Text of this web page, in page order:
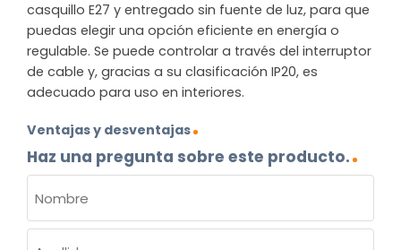
casquillo E27 y entregado sin fuente de luz, para que
puedas elegir una opción eficiente en energía o
regulable. Se puede controlar a través del interruptor
de cable y, gracias a su clasificación IP20, es
adecuado para uso en interiores.
Ventajas y desventajas
Haz una pregunta sobre este producto.
(OBLIGATORIO)
Nombre